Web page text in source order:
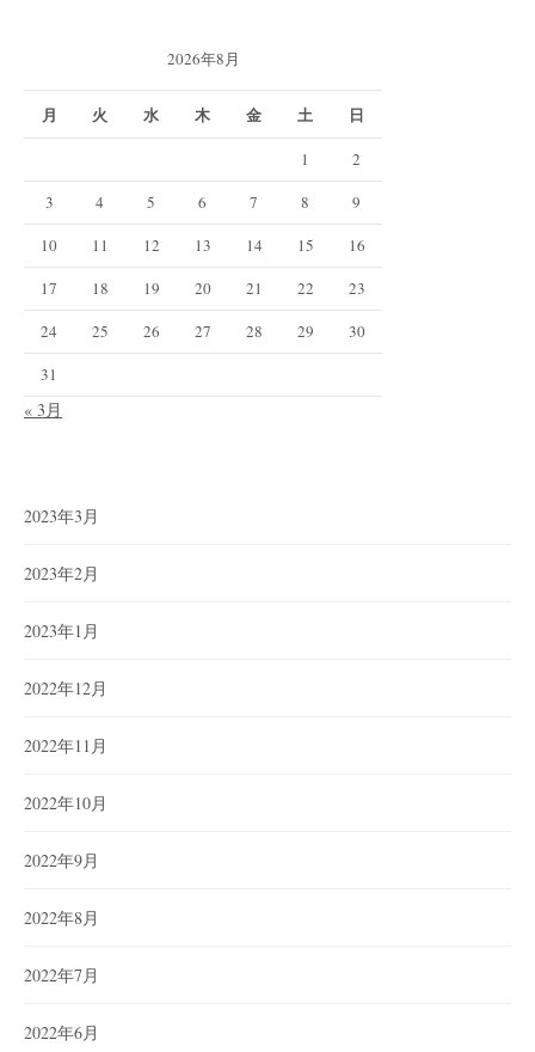
2026年8月
月 火 水 木 金 土 日
1
2
3
4 5 6 7 8
9
10
11 12 13 14 15
16
17
18 19 20 21 22
23
24
25 26 27 28 29
30
31
« 3月
2023年3月
2023年2月
2023年1月
2022年12月
2022年11月
2022年10月
2022年9月
2022年8月
2022年7月
2022年6月